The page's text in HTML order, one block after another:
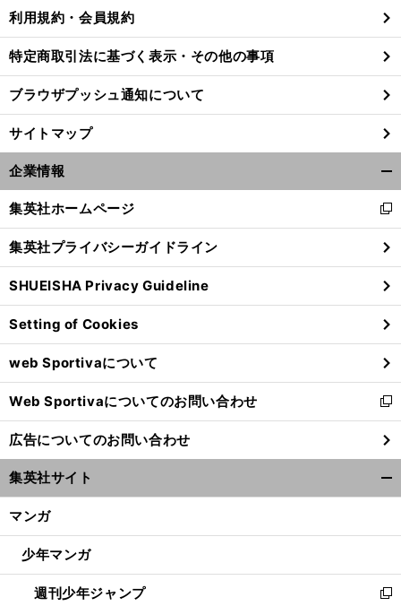
利用規約・会員規約
特定商取引法に基づく表示・その他の事項
ブラウザプッシュ通知について
サイトマップ
企業情報
閉
る
集英社ホームページ
新
し
い
ウ
ィ
ン
ド
ウ
で
開
く
集英社プライバシーガイドライン
SHUEISHA Privacy Guideline
Setting of Cookies
web Sportivaについて
Web Sportivaについてのお問い合わせ
新
し
い
ウ
ィ
ン
ウ
開
く
広告についてのお問い合わせ
集英社サイト
マンガ
少年マンガ
週刊少年ジャンプ
新